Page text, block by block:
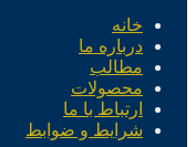
خانه
درباره ما
مطالب
محصولات
ارتباط با ما
شرایط و ضوابط